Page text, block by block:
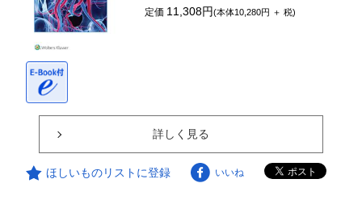
定価 11,308円(本体10,280円 ＋ 税)
詳しく見る
ほしいものリストに登録 いいね